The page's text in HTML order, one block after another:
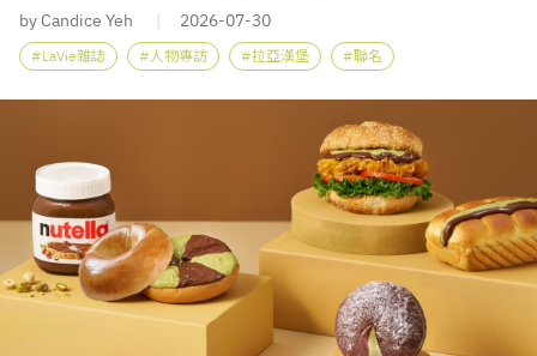
by Candice Yeh 2026-07-30
LaVie雜誌 人物專訪 拉亞漢堡 聯名